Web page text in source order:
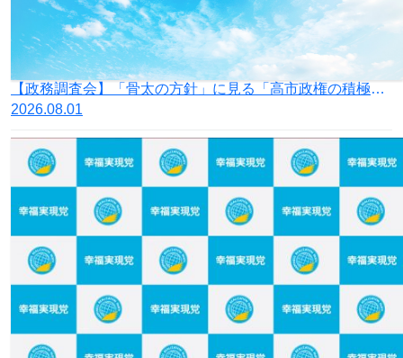
【政務調査会】「骨太の方針」に見る「高市政権の積極財政」の落とし穴
2026.08.01